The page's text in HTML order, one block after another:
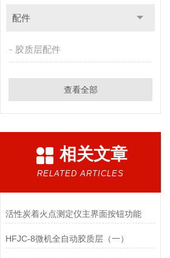
配件
胶质层配件
查看全部
相关文章
RELATED ARTICLES
活性炭着火点测定仪​主界面按钮功能
HFJC-8微机全自动胶质层（一）